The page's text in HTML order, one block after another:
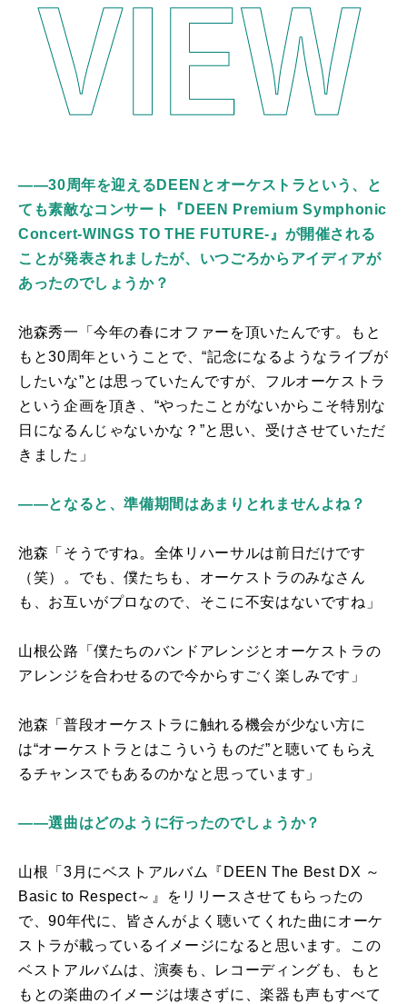
――30周年を迎えるDEENとオーケストラという、と
ても素敵なコンサート『DEEN Premium Symphonic
Concert-WINGS TO THE FUTURE-』が開催される
ことが発表されましたが、いつごろからアイディアが
あったのでしょうか？
池森秀一「今年の春にオファーを頂いたんです。もと
もと30周年ということで、“記念になるようなライブが
したいな”とは思っていたんですが、フルオーケストラ
という企画を頂き、“やったことがないからこそ特別な
日になるんじゃないかな？”と思い、受けさせていただ
きました」
――となると、準備期間はあまりとれませんよね？
池森「そうですね。全体リハーサルは前日だけです
（笑）。でも、僕たちも、オーケストラのみなさん
も、お互いがプロなので、そこに不安はないですね」
山根公路「僕たちのバンドアレンジとオーケストラの
アレンジを合わせるので今からすごく楽しみです」
池森「普段オーケストラに触れる機会が少ない方に
は“オーケストラとはこういうものだ”と聴いてもらえ
るチャンスでもあるのかなと思っています」
――選曲はどのように行ったのでしょうか？
山根「 3 月にベストアルバム『 DEEN The Best DX ～
Basic to Respect～』をリリースさせてもらったの
で、90年代に、皆さんがよく聴いてくれた曲にオーケ
ストラが載っているイメージになると思います。この
ベストアルバムは、演奏も、レコーディングも、もと
もとの楽曲のイメージは壊さずに、楽器も声もすべて